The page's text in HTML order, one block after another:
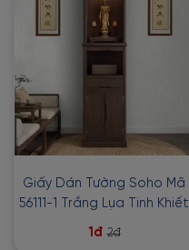
Giấy Dán Tường Soho Mã
56111-1 Trắng Lụa Tinh Khiết
1đ 2đ